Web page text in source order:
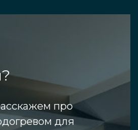
про
для